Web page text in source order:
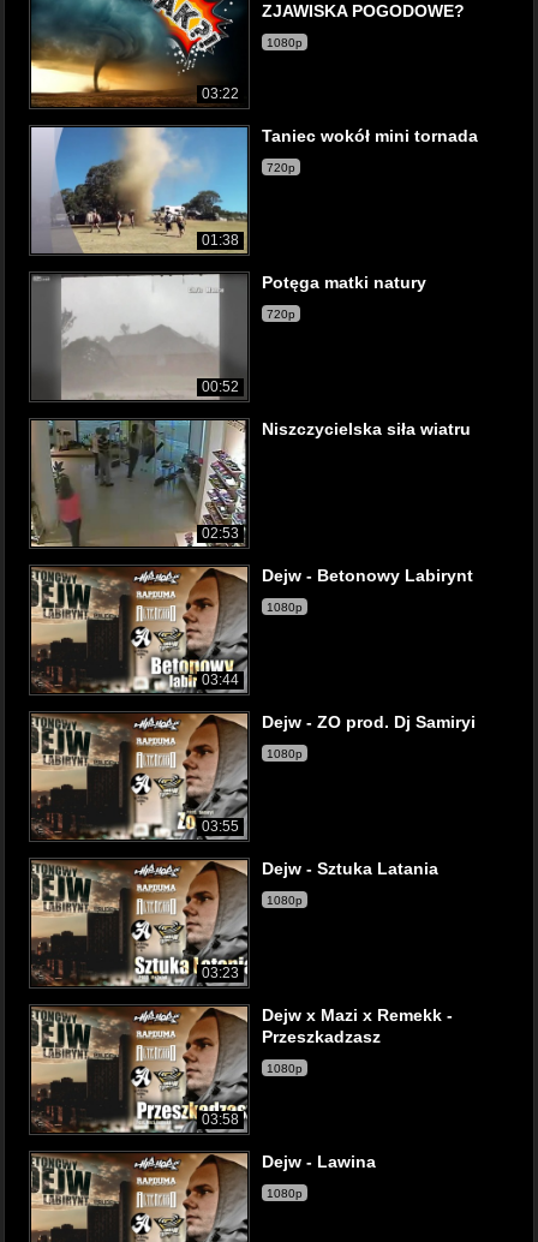
03:22
ZJAWISKA POGODOWE?
1080p
01:38
Taniec wokół mini tornada
720p
00:52
Potęga matki natury
720p
02:53
Niszczycielska siła wiatru
03:44
Dejw - Betonowy Labirynt
1080p
03:55
Dejw - ZO prod. Dj Samiryi
1080p
03:23
Dejw - Sztuka Latania
1080p
03:58
Dejw x Mazi x Remekk -
Przeszkadzasz
1080p
Dejw - Lawina
1080p